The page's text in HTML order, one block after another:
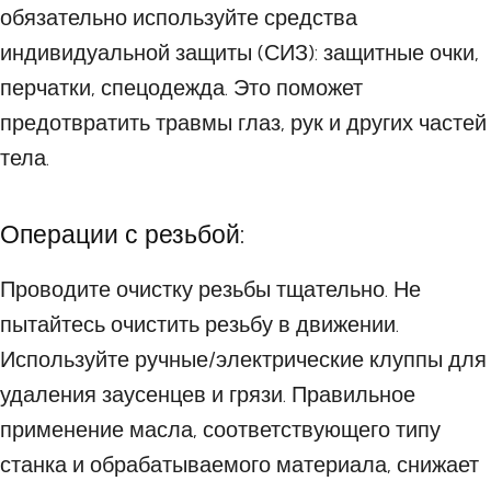
обязательно используйте средства
индивидуальной защиты (СИЗ): защитные очки,
перчатки, спецодежда. Это поможет
предотвратить травмы глаз, рук и других частей
тела.
Операции с резьбой:
Проводите очистку резьбы тщательно. Не
пытайтесь очистить резьбу в движении.
Используйте ручные/электрические клуппы для
удаления заусенцев и грязи. Правильное
применение масла, соответствующего типу
станка и обрабатываемого материала, снижает